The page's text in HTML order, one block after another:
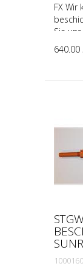
FX Wir
Sie
640.00
1000160